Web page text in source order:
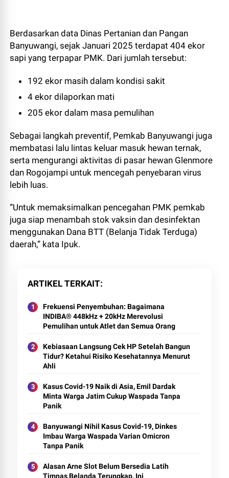
Berdasarkan data Dinas Pertanian dan Pangan
Banyuwangi, sejak Januari 2025 terdapat 404 ekor
sapi yang terpapar PMK. Dari jumlah tersebut:
192 ekor masih dalam kondisi sakit
4 ekor dilaporkan mati
205 ekor dalam masa pemulihan
Sebagai langkah preventif, Pemkab Banyuwangi juga
membatasi lalu lintas keluar masuk hewan ternak,
serta mengurangi aktivitas di pasar hewan Glenmore
dan Rogojampi untuk mencegah penyebaran virus
lebih luas.
“Untuk memaksimalkan pencegahan PMK pemkab
juga siap menambah stok vaksin dan desinfektan
menggunakan Dana BTT (Belanja Tidak Terduga)
daerah,” kata Ipuk.
ARTIKEL TERKAIT
Frekuensi Penyembuhan: Bagaimana
INDIBA® 448kHz + 20kHz Merevolusi
Pemulihan untuk Atlet dan Semua Orang
Kebiasaan Langsung Cek HP Setelah Bangun
Tidur? Ketahui Risiko Kesehatannya Menurut
Ahli
Kasus Covid-19 Naik di Asia, Emil Dardak
Minta Warga Jatim Cukup Waspada Tanpa
Panik
Banyuwangi Nihil Kasus Covid-19, Dinkes
Imbau Warga Waspada Varian Omicron
Tanpa Panik
Alasan Arne Slot Belum Bersedia Latih
Timnas Belanda Terungkap, Ini